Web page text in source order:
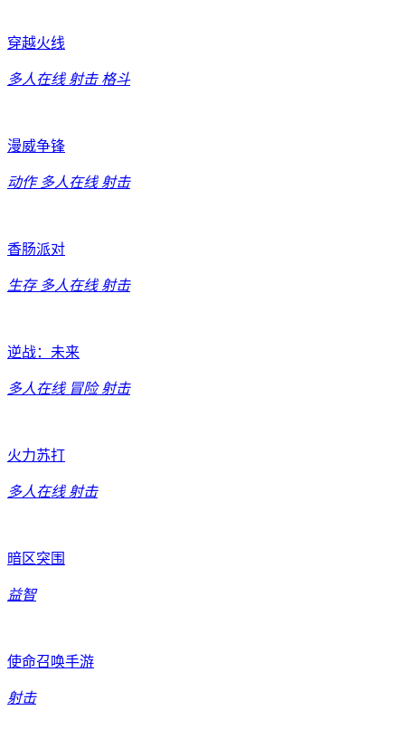
穿越火线
多人在线 射击 格斗
漫威争锋
动作 多人在线 射击
香肠派对
生存 多人在线 射击
逆战：未来
多人在线 冒险 射击
火力苏打
多人在线 射击
暗区突围
益智
使命召唤手游
射击